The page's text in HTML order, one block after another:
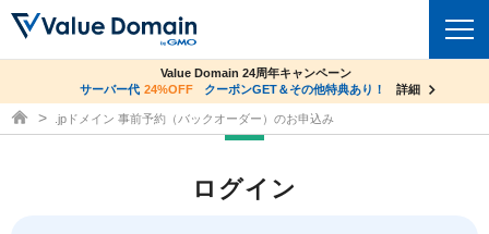
ドメイントップ
co.jpドメイン✕コアサーバーV2ビジネス応援キャンペーン
サーバー料金1年間無料
詳細
Value Domain 24周年キャンペーン
サーバー代 24%OFF クーポンGET＆その他特典あり！ 詳細
ドメイン取得ならバリュードメイン
.jpドメイン 事前予約（バックオーダー）のお申込み
ログイン